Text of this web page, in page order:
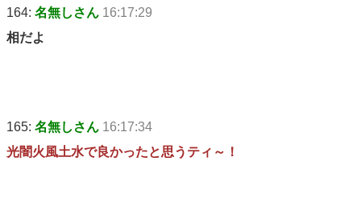
164: 名無しさん 16:17:29
相だよ
165: 名無しさん 16:17:34
光闇火風土水で良かったと思うティ～！